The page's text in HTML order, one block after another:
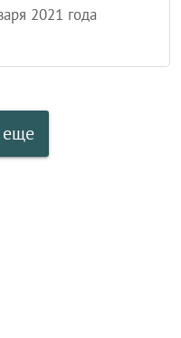
2021 года
еще